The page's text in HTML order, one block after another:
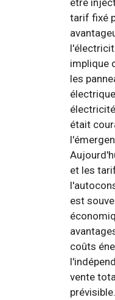
tarif fixé
implique
les
était
et les
est
coûts
vente